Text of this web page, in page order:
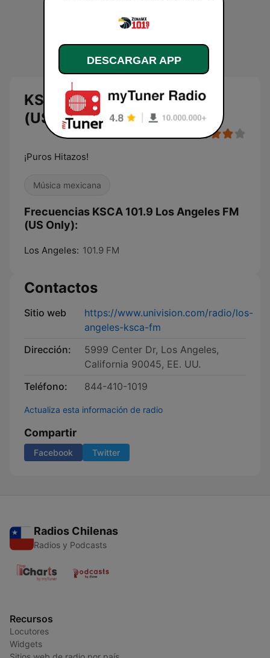
KSCA 101.9 Los Angeles FM
(US Only)
¡Puros Hitazos!
Música mexicana
Frecuencias KSCA 101.9 Los Angeles FM
(US Only):
Los Angeles: 101.9 FM
Contactos
Sitio web
https://www.univision.com/radio/los-
angeles-ksca-fm
Dirección:
5999 Center Dr, Los Angeles,
California 90045, EE. UU.
Teléfono:
844-410-1019
Actualiza esta información de radio
Compartir
Facebook Twitter
Radios Chilenas
Radios y Podcasts
Recursos
Locutores
Widgets
DESCARGAR APP